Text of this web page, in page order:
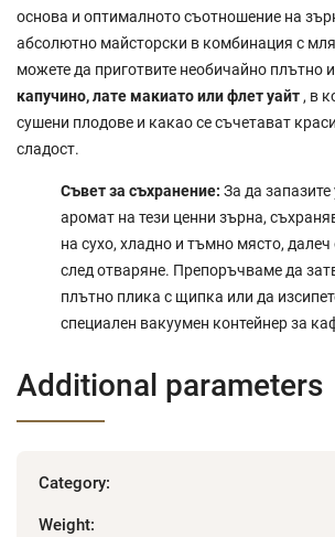
основа и оптималното съотношение на
абсолютно майсторски в комбинация с
можете да приготвите необичайно плътно
капучино, лате макиато или флет уайт , в
сушени плодове и какао се съчетават
сладост.
Съвет за съхранение: За да
аромат на тези ценни зърна,
на сухо, хладно и тъмно място, далеч
след отваряне. Препоръчваме да
плътно плика с щипка или да
специален вакуумен контейнер за
Additional parameters
Category:
Weight: